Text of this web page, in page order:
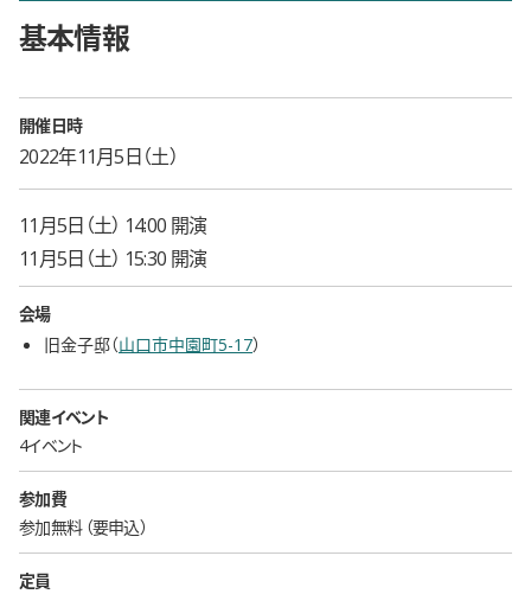
基本情報
開催日時
2022年11月5日（土）
11月5日（土） 14:00 開演
11月5日（土） 15:30 開演
会場
旧金子邸（山口市中園町5-17）
関連イベント
4イベント
参加費
参加無料 要申込
定員